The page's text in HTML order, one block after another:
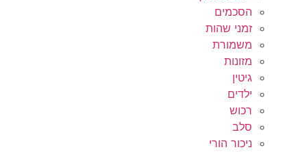
הסכמים
זמני שהות
משמורת
מזונות
גיטין
ילדים
רכוש
סלב
ניכור הורי